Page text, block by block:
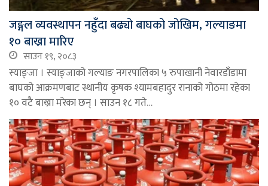
जङ्गल व्यवस्थापन नहुँदा बढ्यो बाघको जोखिम, गल्याङमा
१० बाख्रा मारिए
साउन १९, २०८३
स्याङ्जा । स्याङ्जाको गल्याङ नगरपालिका ५ रुपाखानी नेवारडाँडामा
बाघको आक्रमणबाट स्थानीय कृषक श्यामबहादुर रानाको गोठमा रहेका
१० वटै बाख्रा मरेका छन् । साउन १८ गते…